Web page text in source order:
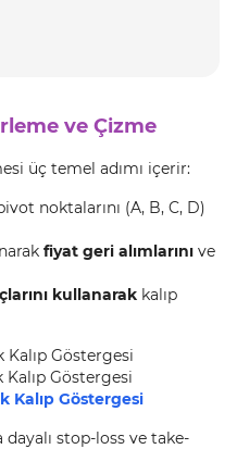
ve Çizme
üç temel adımı içerir:
noktalarını (A, B, C, D)
fiyat geri alımlarını ve
kullanarak kalıp
Göstergesi
Göstergesi
Kalıp Göstergesi
stop-loss ve take-